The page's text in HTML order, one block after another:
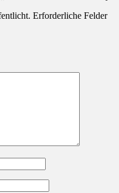
Erforderliche Felder